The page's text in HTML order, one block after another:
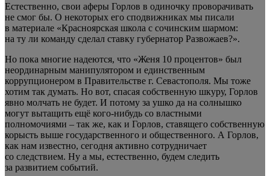
Естественно, свои аферы Горлов в одиночку проворачивать
не смог бы. О некоторых его сподвижниках мы писали
в материале «Красноярская школа с сочинским шармом:
на ту ли команду сделал ставку губернатор Развожаев?».
Но пока многие надеются, что «Женя 10 процентов» был
неординарным манипулятором и единственным
коррупционером в Правительстве г. Севастополя. Мы тоже
хотим так думать. Но вот, спасая собственную шкуру, Горлов
явно молчать не будет. И потому за ушко да на солнышко
могут вытащить ещё кого-нибудь со властными
полномочиями – так же, как и Горлов, ставящего собственную
корысть выше государственного и общественного. А Горлов,
как нам известно, сегодня активно сотрудничает
со следствием. Ну а мы, естественно, будем следить
за развитием событий.